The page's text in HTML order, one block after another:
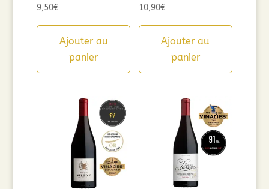
9,50€
Ajouter au
panier
10,90€
Ajouter au
panier